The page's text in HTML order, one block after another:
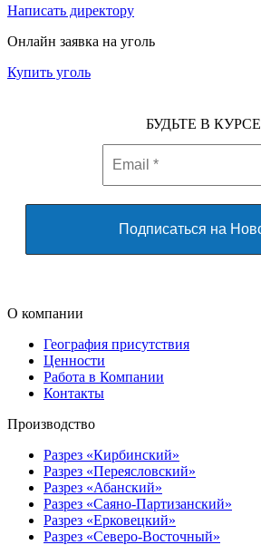
Написать директору
Онлайн заявка на уголь
Купить уголь
БУДЬТЕ В КУРСЕ
О компании
География присутствия
Ценности
Работа в Компании
Контакты
Производство
Разрез «Кирбинский»
Разрез «Переясловский»
Разрез «Абанский»
Разрез «Саяно-Партизанский»
Разрез «Ерковецкий»
Разрез «Северо-Восточный»